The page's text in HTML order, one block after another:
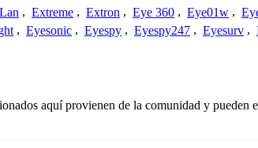
, Extreme , Extron , Eye 360 , Eye01w ,
, Eyesonic , Eyespy , Eyespy247 , Eyesurv ,
aquí provienen de la comunidad y pueden